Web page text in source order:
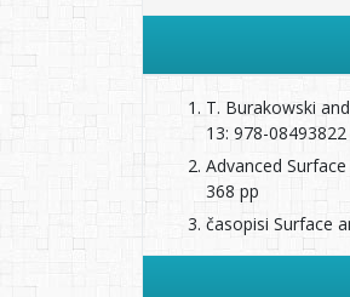
T. Burakowski
13: 978-08493822
Advanced
368 pp
časopisi Surface